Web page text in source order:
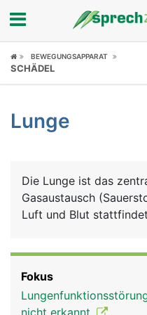
Fokus
Symptome
News
Rubriken
BEWEGUNGSAPPARAT
SCHÄDEL
Lunge
Die Lunge ist das
Gasaustausch
Luft und Blut
der Speiseröhre und
Brusthöhle liegen.
Fokus
nicht erkannt